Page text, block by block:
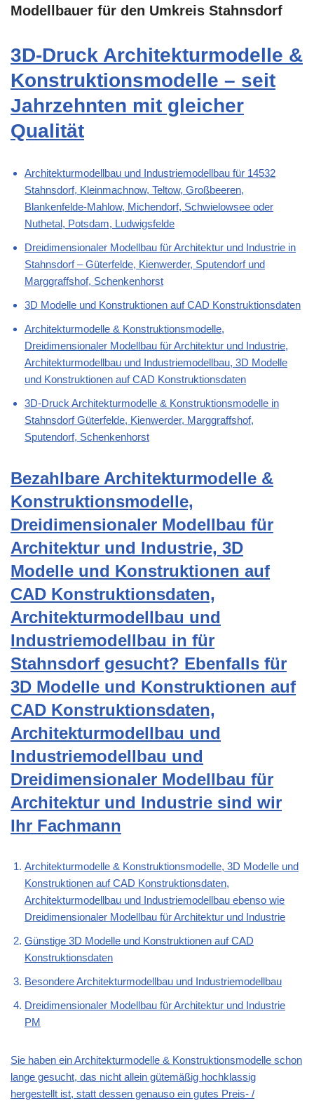
Modellbauer für den Umkreis Stahnsdorf
3D-Druck Architekturmodelle &
Konstruktionsmodelle – seit
Jahrzehnten mit gleicher
Qualität
Architekturmodellbau und Industriemodellbau für 14532
Stahnsdorf, Kleinmachnow, Teltow, Großbeeren,
Blankenfelde-Mahlow, Michendorf, Schwielowsee oder
Nuthetal, Potsdam, Ludwigsfelde
Dreidimensionaler Modellbau für Architektur und Industrie in
Stahnsdorf – Güterfelde, Kienwerder, Sputendorf und
Marggraffshof, Schenkenhorst
3D Modelle und Konstruktionen auf CAD Konstruktionsdaten
Architekturmodelle & Konstruktionsmodelle,
Dreidimensionaler Modellbau für Architektur und Industrie,
Architekturmodellbau und Industriemodellbau, 3D Modelle
und Konstruktionen auf CAD Konstruktionsdaten
3D-Druck Architekturmodelle & Konstruktionsmodelle in
Stahnsdorf Güterfelde, Kienwerder, Marggraffshof,
Sputendorf, Schenkenhorst
Bezahlbare Architekturmodelle &
Konstruktionsmodelle,
Dreidimensionaler Modellbau für
Architektur und Industrie, 3D
Modelle und Konstruktionen auf
CAD Konstruktionsdaten,
Architekturmodellbau und
Industriemodellbau in für
Stahnsdorf gesucht? Ebenfalls für
3D Modelle und Konstruktionen auf
CAD Konstruktionsdaten,
Architekturmodellbau und
Industriemodellbau und
Dreidimensionaler Modellbau für
Architektur und Industrie sind wir
Ihr Fachmann
Architekturmodelle & Konstruktionsmodelle, 3D Modelle und
Konstruktionen auf CAD Konstruktionsdaten,
Architekturmodellbau und Industriemodellbau ebenso wie
Dreidimensionaler Modellbau für Architektur und Industrie
Günstige 3D Modelle und Konstruktionen auf CAD
Konstruktionsdaten
Besondere Architekturmodellbau und Industriemodellbau
Dreidimensionaler Modellbau für Architektur und Industrie
PM
Sie haben ein Architekturmodelle & Konstruktionsmodelle schon
lange gesucht, das nicht allein gütemäßig hochklassig
hergestellt ist, statt dessen genauso ein gutes Preis- /